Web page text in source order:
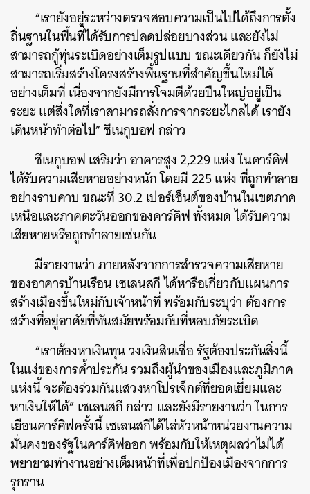
“เรายังอยู่ระหว่างตรวจสอบความเป็นไปได้ถึงการตั้ง
ถิ่นฐานในพื้นที่ได้รับการปลดปล่อยบางส่วน และยังไม่
สามารถกู้ทุ่นระเบิดอย่างเต็มรูปแบบ ขณะเดียวกัน ก็ยังไม่
สามารถเริ่มสร้างโครงสร้างพื้นฐานที่สำคัญขึ้นใหม่ได้
อย่างเต็มที่ เนื่องจากยังมีการโจมตีด้วยปืนใหญ่อยู่เป็น
ระยะ แต่สิ่งใดที่เราสามารถสั่งการจากระยะไกลได้ เรายัง
เดินหน้าทำต่อไป” ซีเนกูบอฟ กล่าว
ซีเนกูบอฟ เสริมว่า อาคารสูง 2,229 แห่ง ในคาร์คิฟ
ได้รับความเสียหายอย่างหนัก โดยมี 225 แห่ง ที่ถูกทำลาย
อย่างราบคาบ ขณะที่ 30.2 เปอร์เซ็นต์ของบ้านในเขตภาค
เหนือและภาคตะวันออกของคาร์คิฟ ทั้งหมด ได้รับความ
เสียหายหรือถูกทำลายเช่นกัน
มีรายงานว่า ภายหลังจากการสำรวจความเสียหาย
ของอาคารบ้านเรือน เซเลนสกี ได้หารือเกี่ยวกับแผนการ
สร้างเมืองขึ้นใหม่กับเจ้าหน้าที่ พร้อมกับระบุว่า ต้องการ
สร้างที่อยู่อาศัยที่ทันสมัยพร้อมกับที่หลบภัยระเบิด
“เราต้องหาเงินทุน วงเงินสินเชื่อ รัฐต้องประกันสิ่งนี้
ในแง่ของการค้ำประกัน รวมถึงผู้นำของเมืองและภูมิภาค
แห่งนี้ จะต้องร่วมกันแสวงหาโปรเจ็กต์ที่ยอดเยี่ยมและ
หาเงินให้ได้” เซเลนสกี กล่าว และยังมีรายงานว่า ในการ
เยือนคาร์คิฟครั้งนี้ เซเลนสกีได้ไล่หัวหน้าหน่วยงานความ
มั่นคงของรัฐในคาร์คิฟออก พร้อมกับให้เหตุผลว่าไม่ได้
พยายามทำงานอย่างเต็มหน้าที่เพื่อปกป้องเมืองจากการ
รุกราน
ค้นหา
LINE EMAIL